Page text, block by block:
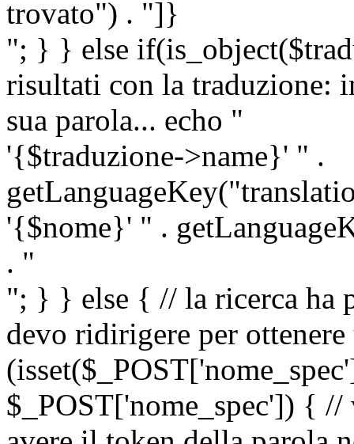
trovato") . "]}
"; } } else
risultati con la traduzione:
sua parola... echo "
'{$traduzione->name}' " .
'{$nome}' " .
. "
"; } } else { // la ricerca ha
devo ridirigere per
$_POST['nome_spec']) {